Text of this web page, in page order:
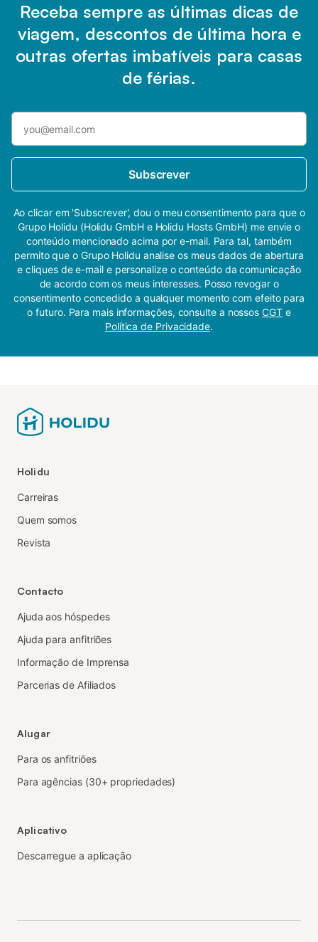
Receba sempre as últimas dicas de
viagem, descontos de última hora e
outras ofertas imbatíveis para casas
de férias.
Subscrever
Ao clicar em 'Subscrever', dou o meu consentimento para que o
Grupo Holidu (Holidu GmbH e Holidu Hosts GmbH) me envie o
conteúdo mencionado acima por e-mail. Para tal, também
permito que o Grupo Holidu analise os meus dados de abertura
e cliques de e-mail e personalize o conteúdo da comunicação
de acordo com os meus interesses. Posso revogar o
consentimento concedido a qualquer momento com efeito para
o futuro. Para mais informações, consulte a nossosCGTe
Política de Privacidade.
Holidu
Carreiras
Quem somos
Revista
Contacto
Ajuda aos hóspedes
Ajuda para anfitriões
Informação de Imprensa
Parcerias de Afiliados
Alugar
Para os anfitriões
Para agências (30+ propriedades)
Aplicativo
Descarregue a aplicação